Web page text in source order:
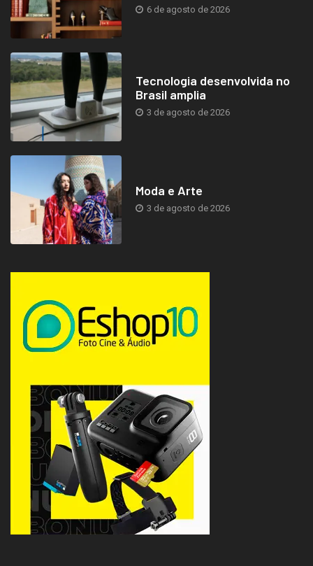
6 de agosto de 2026
Tecnologia desenvolvida no
Brasil amplia
3 de agosto de 2026
Moda e Arte
3 de agosto de 2026